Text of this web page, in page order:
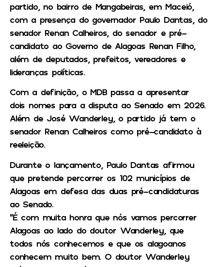
partido, no bairro de Mangabeiras, em Maceió,
com a presença do governador Paulo Dantas, do
senador Renan Calheiros, do senador e pré-
candidato ao Governo de Alagoas Renan Filho,
além de deputados, prefeitos, vereadores e
lideranças políticas.
Com a definição, o MDB passa a apresentar
dois nomes para a disputa ao Senado em 2026.
Além de José Wanderley, o partido já tem o
senador Renan Calheiros como pré-candidato à
reeleição.
Durante o lançamento, Paulo Dantas afirmou
que pretende percorrer os 102 municípios de
Alagoas em defesa das duas pré-candidaturas
ao Senado.
“É com muita honra que nós vamos percorrer
Alagoas ao lado do doutor Wanderley, que
todos nós conhecemos e que os alagoanos
conhecem muito bem. O doutor Wanderley